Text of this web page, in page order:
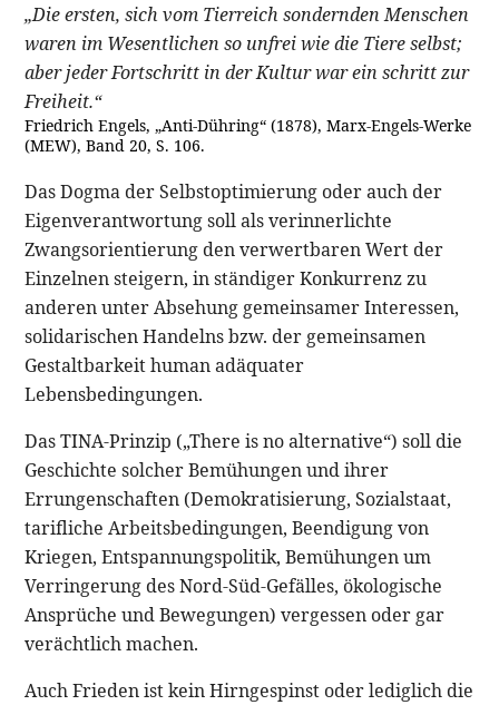
„Die ersten, sich vom Tierreich sondernden Menschen
waren im Wesentlichen so unfrei wie die Tiere selbst;
aber jeder Fortschritt in der Kultur war ein schritt zur
Freiheit.“
Friedrich Engels, „Anti-Dühring“ (1878), Marx-Engels-Werke
(MEW), Band 20, S. 106.
Das Dogma der Selbstoptimierung oder auch der
Eigenverantwortung soll als verinnerlichte
Zwangsorientierung den verwertbaren Wert der
Einzelnen steigern, in ständiger Konkurrenz zu
anderen unter Absehung gemeinsamer Interessen,
solidarischen Handelns bzw. der gemeinsamen
Gestaltbarkeit human adäquater
Lebensbedingungen.
Das TINA-Prinzip („There is no alternative“) soll die
Geschichte solcher Bemühungen und ihrer
Errungenschaften (Demokratisierung, Sozialstaat,
tarifliche Arbeitsbedingungen, Beendigung von
Kriegen, Entspannungspolitik, Bemühungen um
Verringerung des Nord-Süd-Gefälles, ökologische
Ansprüche und Bewegungen) vergessen oder gar
verächtlich machen.
Auch Frieden ist kein Hirngespinst oder lediglich die